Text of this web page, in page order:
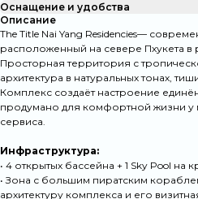
Оснащение и удобства
Описание
The Title Nai Yang Residencies—
расположенный на севере Пхукета в
Просторная территория с
архитектура в натуральных тонах,
Комплекс создаёт настроение
продумано для комфортной жизни у
сервиса.
Инфраструктура:
• 4 открытых бассейна + 1 Sky Pool на
• Зона с большим пиратским
архитектуру комплекса и его